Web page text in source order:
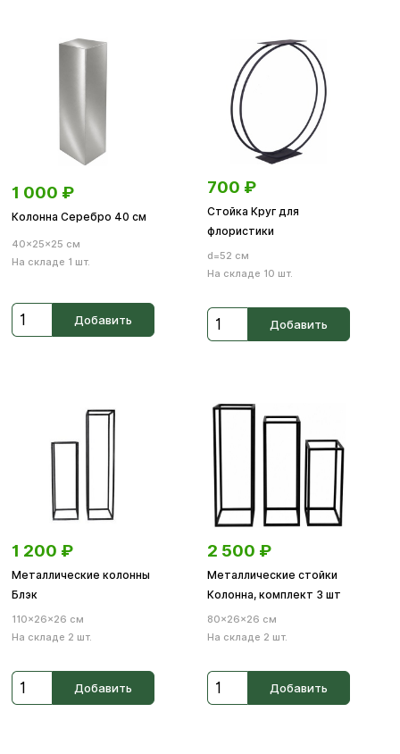
1 000 ₽
Колонна Серебро 40 см
40×25×25 см
На складе 1 шт.
Добавить
700 ₽
Стойка Круг для
флористики
d=52 см
На складе 10 шт.
Добавить
1 200 ₽
Металлические колонны
Блэк
110×26×26 см
На складе 2 шт.
Добавить
2 500 ₽
Металлические стойки
Колонна, комплект 3 шт
80×26×26 см
На складе 2 шт.
Добавить